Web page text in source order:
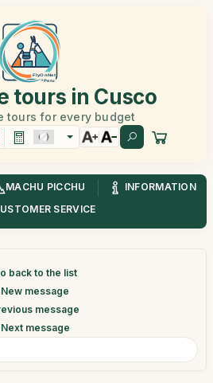
tours in Cusco
tours for every budget
MACHU PICCHU
INFORMATION
SERVICE
back to the list
New message
message
Next message